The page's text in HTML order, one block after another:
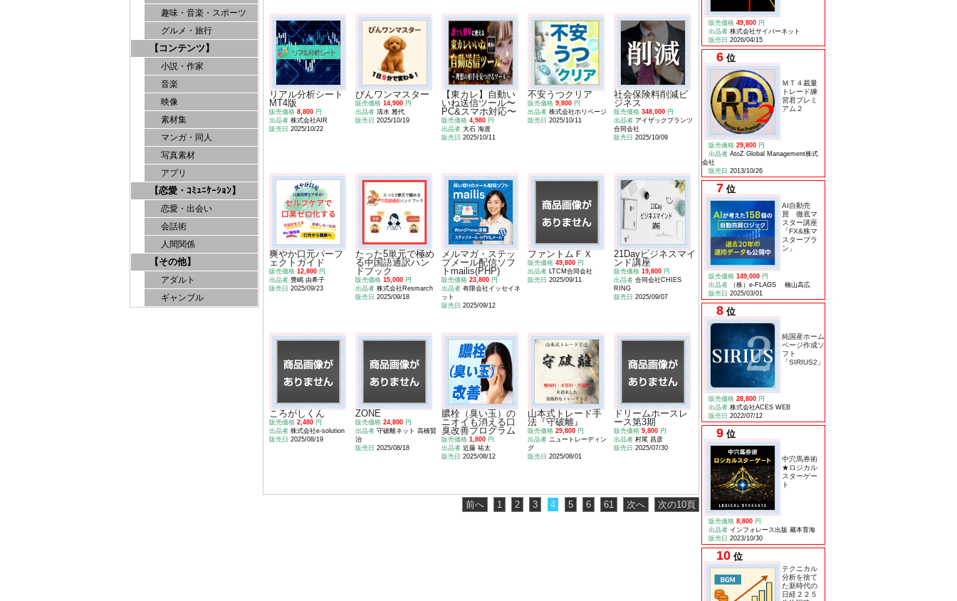
趣味・音楽・スポーツ
グルメ・旅行
【コンテンツ】
小説・作家
音楽
映像
素材集
マンガ・同人
写真素材
アプリ
【恋愛・ｺﾐｭﾆｹｰｼｮﾝ】
恋愛・出会い
会話術
人間関係
【その他】
アダルト
ギャンブル
販売価格 49,800 円
出品者 株式会社サイバーネット
販売日 2026/04/15
6 位
ＭＴ４裁量
トレード練
習君プレミ
アム２
販売価格 29,800 円
出品者 AtoZ Global Management株式
会社
販売日 2013/10/26
7 位
AI自動売
買 徹底マ
スター講座
「FX&株マ
スタープラ
ン」
販売価格 149,000 円
出品者
（株）e-FLAGS 楠山高広
販売日 2025/03/01
8 位
純国産ホーム
ページ作成ソ
フト
「SIRIUS2」
販売価格 28,800 円
出品者 株式会社ACES WEB
販売日 2022/07/12
9 位
中穴馬券術
★ロジカル
スターゲー
ト
販売価格 8,800 円
出品者 インフォレース出版 藏本育海
販売日 2023/10/30
10 位
テクニカル
分析を捨て
た新時代の
日経２２５
リアル分析シート
MT4版
販売価格 8,800 円
出品者 株式会社AIR
販売日 2025/10/22
びんワンマスター
販売価格 14,900 円
出品者 清水 雅代
販売日 2025/10/19
【東カレ】自動い
いね送信ツール〜
PC&スマホ対応〜
販売価格 4,980 円
出品者 大石 海渡
販売日 2025/10/11
不安うつクリア
販売価格 9,800 円
出品者 株式会社ホリページ
販売日 2025/10/11
社会保険料削減ビ
ジネス
販売価格 348,000 円
出品者 アイザックプランツ
合同会社
販売日 2025/10/09
爽やか口元パーフ
ェクトガイド
販売価格 12,800 円
出品者 豊嶋 由希子
販売日 2025/09/23
たった5単元で極め
る中国語通訳ハン
ドブック
販売価格 15,000 円
出品者 株式会社Resmarch
販売日 2025/09/18
メルマガ・ステッ
プメール配信ソフ
トmailis(PHP)
販売価格 23,800 円
出品者 有限会社イッセイネ
ット
販売日 2025/09/12
ファントムＦＸ
販売価格 49,800 円
出品者
LTCM合同会社
販売日 2025/09/11
21Dayビジネスマイ
ンド講座
販売価格 19,800 円
出品者 合同会社CHIES
RING
販売日 2025/09/07
ころがしくん
販売価格 2,480 円
出品者 株式会社e-solution
販売日 2025/08/19
ZONE
販売価格 24,800 円
出品者 守破離ネット 高橋賢
治
販売日 2025/08/18
膿栓（臭い玉）の
ニオイも消える口
臭改善プログラム
販売価格 1,800 円
出品者 近藤 祐太
販売日 2025/08/12
山本式トレード手
法『守破離』
販売価格 29,800 円
出品者 ニュートレーディン
グ
販売日 2025/08/01
ドリームホースレ
ース第3期
販売価格 9,800 円
出品者 村尾 昌彦
販売日 2025/07/30
前へ 1 2 3 4 5 6 61 次へ 次の10頁